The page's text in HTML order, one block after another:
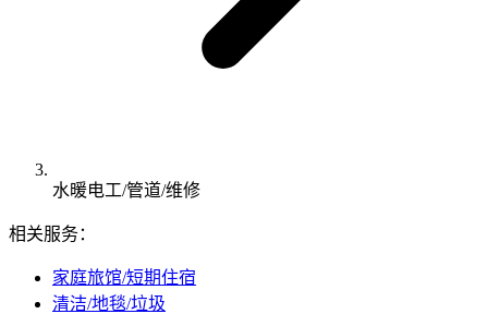
水暖电工/管道/维修
相关服务：
家庭旅馆/短期住宿
清洁/地毯/垃圾